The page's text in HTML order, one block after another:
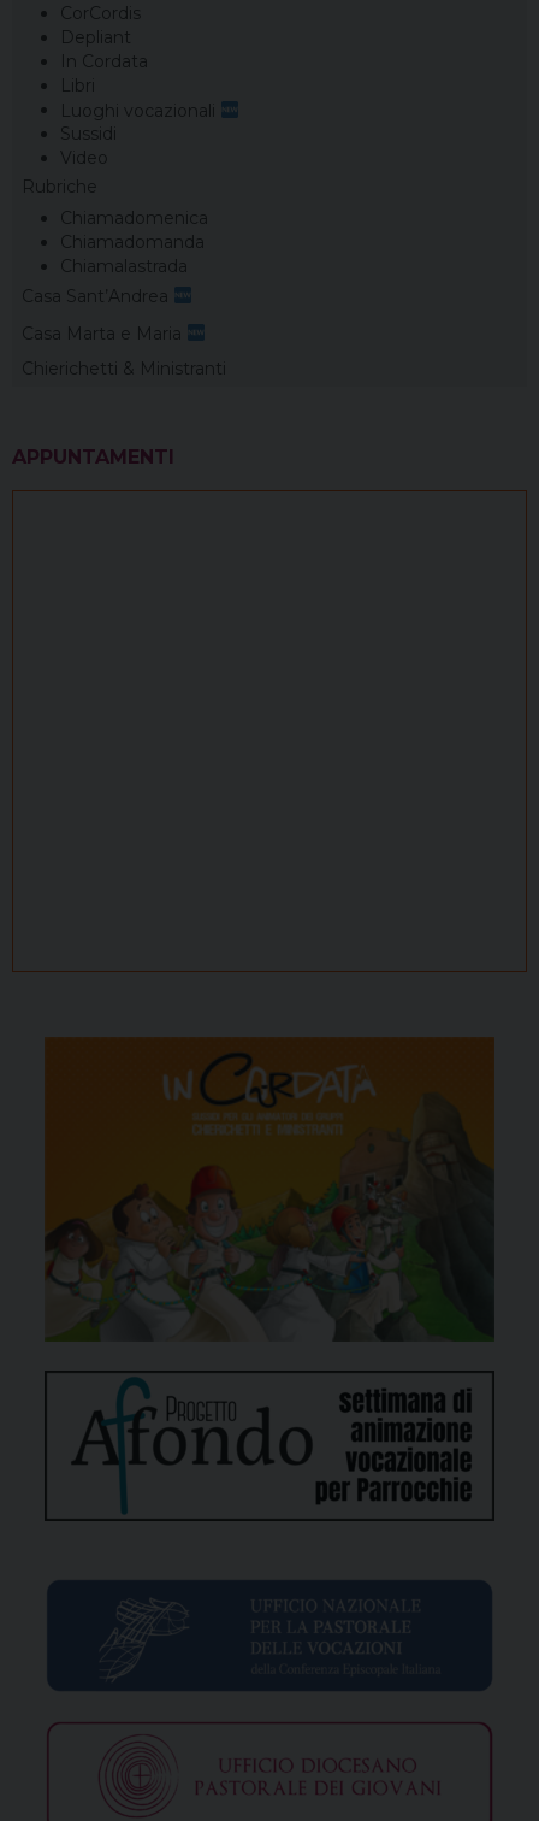
CorCordis
Depliant
In Cordata
Libri
Luoghi vocazionali
Sussidi
Video
Rubriche
Chiamadomenica
Chiamadomanda
Chiamalastrada
Casa Sant’Andrea
Casa Marta e Maria
Chierichetti & Ministranti
APPUNTAMENTI